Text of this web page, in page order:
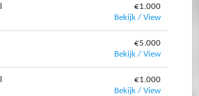
€1.000
Bekijk / View
€5.000
Bekijk / View
€1.000
Bekijk / View